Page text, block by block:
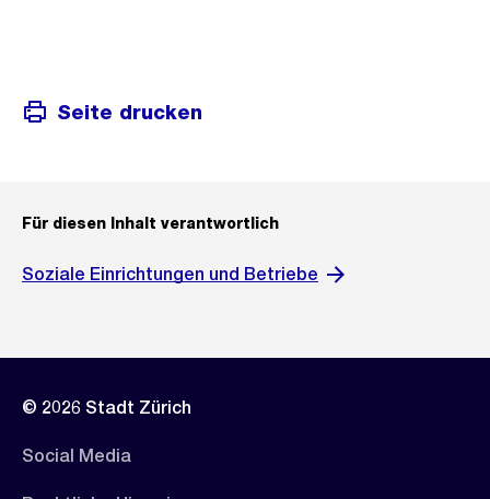
Seite drucken
Für diesen Inhalt verantwortlich
Soziale Einrichtungen und Betriebe
© 2026 Stadt Zürich
Social Media